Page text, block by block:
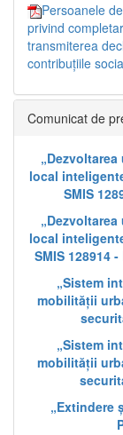
Persoanele
privind
transmiterea
contribuțiile
Comunicat de
local
SMIS
local
SMIS 128914
„Sistem
mobilității
„Sistem
mobilității
„Extindere